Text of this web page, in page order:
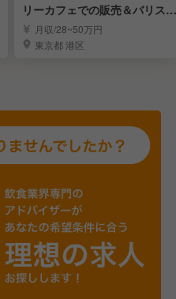
リーカフェでの販売＆バリスタ
スタッフ募集！
月収/28~50万円
東京都 港区